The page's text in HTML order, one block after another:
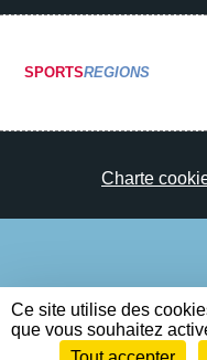
SPORTSREGIONS
Charte
Ce site utilise des
que vous souhaitez